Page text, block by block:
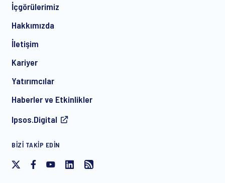
iletişimi almaya, ücretsiz etkinlik davetiyeleri ve makaleler
zaman, geleceğe dönük olarak geri çekebilirsiniz.
İçgörülerimiz
Hakkımızda
İletişim
Kariyer
Yatırımcılar
Haberler ve Etkinlikler
Ipsos.Digital
BIZI TAKIP EDIN